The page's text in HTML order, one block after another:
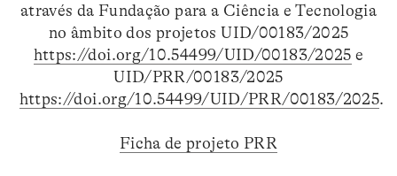
através da Fundação para a Ciência e Tecnologia
no âmbito dos projetos UID/00183/2025
https://doi.org/10.54499/UID/00183/2025 e
UID/PRR/00183/2025
https://doi.org/10.54499/UID/PRR/00183/2025.
Ficha de projeto PRR